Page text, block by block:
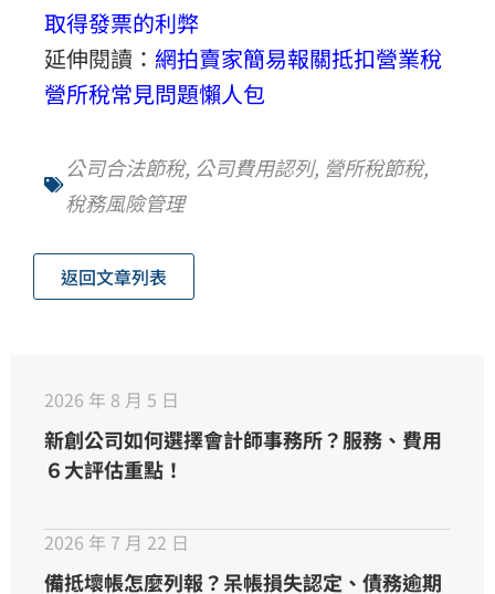
取得發票的利弊
延伸閱讀： 網拍賣家簡易報關抵扣營業稅
營所稅常見問題懶人包
公司合法節稅, 公司費用認列, 營所稅節稅,
稅務風險管理
返回文章列表
新創公司如何選擇會計師事務所？服務、費用
６大評估重點！
2026 年 8 月 5 日
備抵壞帳怎麼列報？呆帳損失認定、債務逾期
2026 年 7 月 22 日